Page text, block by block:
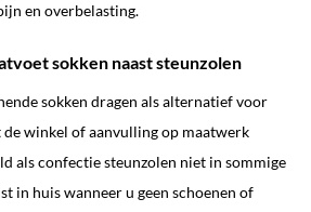
en overbelasting.
sokken naast steunzolen
sokken dragen als alternatief voor
winkel of aanvulling op maatwerk
als confectie steunzolen niet in sommige
in huis wanneer u geen schoenen of